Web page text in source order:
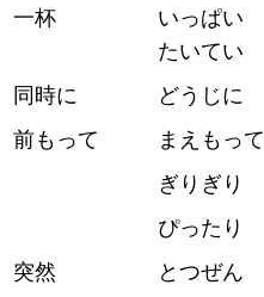
一杯
いっぱい
たいてい
同時に
どうじに
前もって
まえもって
ぎりぎり
ぴったり
突然
とつぜん